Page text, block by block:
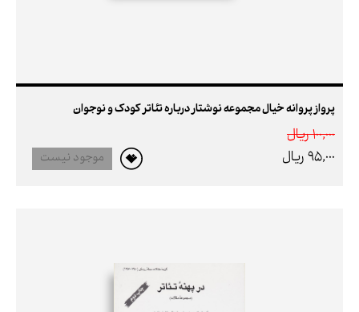
پرواز پروانه خیال مجموعه نوشتار درباره تئاتر کودک و نوجوان
100,000 ريال
95,000 ريال
موجود نیست